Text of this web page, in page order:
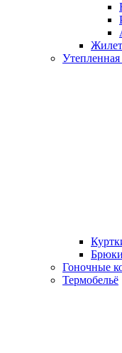
Брюки
Гоночные
Термобельё